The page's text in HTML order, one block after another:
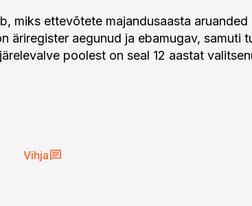
miks ettevõtete majandusaasta aruanded
äriregister aegunud ja ebamugav, samuti
poolest on seal 12 aastat
Vihja